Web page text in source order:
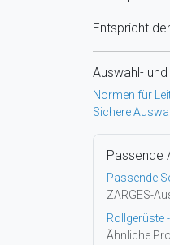
Entspricht
Auswahl-
Normen für
Sichere
Passende
Passende
ZARGES-
Rollgerüste
Ähnliche